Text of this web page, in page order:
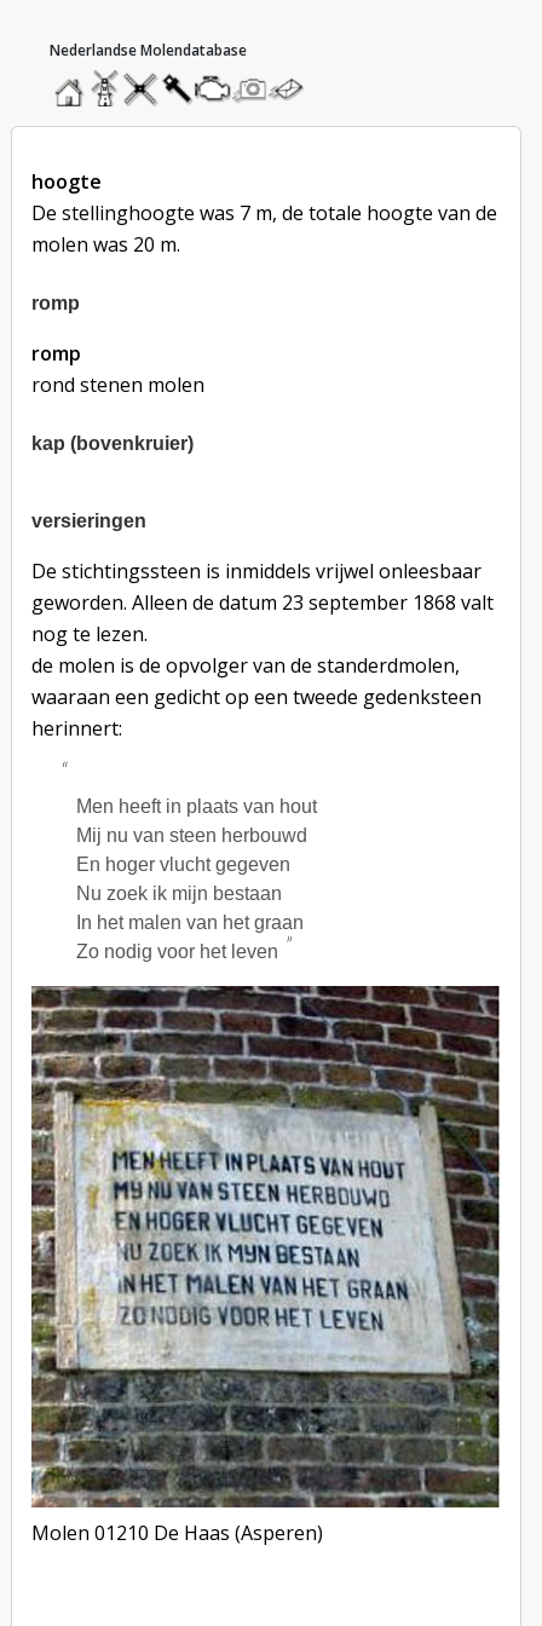
homemolendatabase
roedendatabase
assendatabase
motorendatabase
stuur
een
foto
stuur
een
bericht
hoogte
De stellinghoogte was 7 m, de totale hoogte van de
molen was 20 m.
romp
romp
rond stenen molen
kap (bovenkruier)
versieringen
versieringen
De stichtingssteen is inmiddels vrijwel onleesbaar
geworden. Alleen de datum 23 september 1868 valt
nog te lezen.
de molen is de opvolger van de standerdmolen,
waaraan een gedicht op een tweede gedenksteen
herinnert:
Men heeft in plaats van hout
Mij nu van steen herbouwd
En hoger vlucht gegeven
Nu zoek ik mijn bestaan
In het malen van het graan
Zo nodig voor het leven
Molen 01210 De Haas (Asperen)